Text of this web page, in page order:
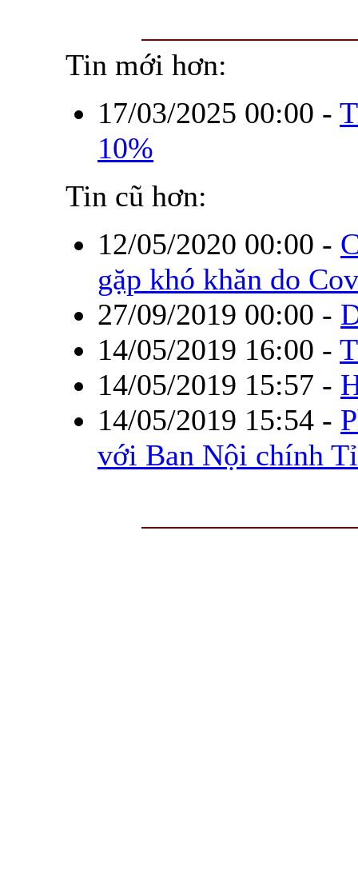
Tin mới hơn:
17/03/2025 00:00 -
10%
Tin cũ hơn:
12/05/2020 00:00 -
gặp khó khăn do
27/09/2019 00:00 -
14/05/2019 16:00 -
14/05/2019 15:57 -
14/05/2019 15:54 -
với Ban Nội chính